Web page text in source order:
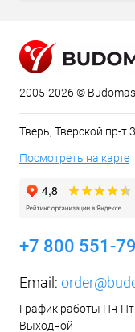
2005-2026 ©
Тверь, Тверской пр-т
Посмотреть на карте
+7 800 551-
Email:
График работы Пн-
Выходной